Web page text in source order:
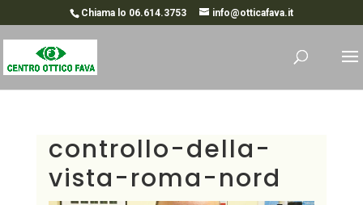
Chiama lo 06.614.3753 info@otticafava.it
controllo-della-
vista-roma-nord